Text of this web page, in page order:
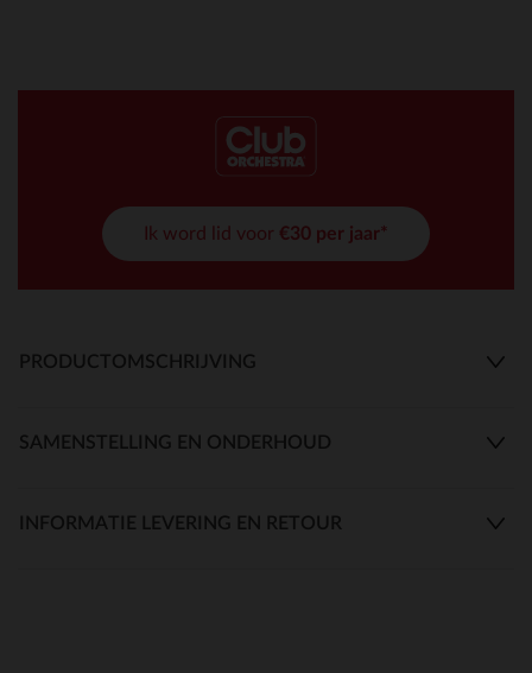
Ik word lid voor €30 per jaar*
PRODUCTOMSCHRIJVING
SAMENSTELLING EN ONDERHOUD
INFORMATIE LEVERING EN RETOUR